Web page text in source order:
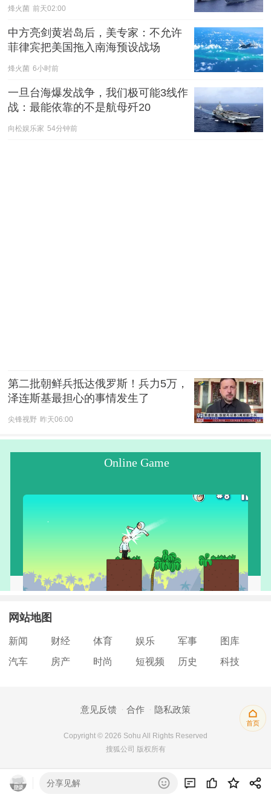
首页
烽火菌 前天02:00
中方亮剑黄岩岛后，美专家：不允许
菲律宾把美国拖入南海预设战场
烽火菌 6小时前
一旦台海爆发战争，我们极可能3线作
战：最能依靠的不是航母歼20
向松娱乐家 54分钟前
第二批朝鲜兵抵达俄罗斯！兵力5万，
泽连斯基最担心的事情发生了
尖锋视野 昨天06:00
网站地图
新闻 财经 体育 娱乐 军事
图库
汽车
房产 时尚 短视频 历史 科技
意见反馈 合作 隐私政策
Copyright © 2026 Sohu All Rights Reserved
搜狐公司 版权所有